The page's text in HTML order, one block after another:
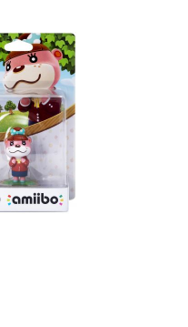
erhältlich) berührst.
indem du damit das
Nintendo 2DS kannst
Bros. for Wii U,